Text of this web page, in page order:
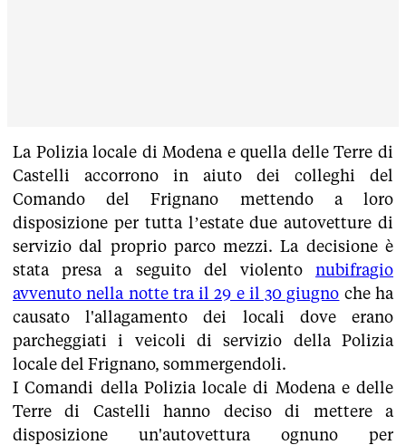
La Polizia locale di Modena e quella delle Terre di
Castelli accorrono in aiuto dei colleghi del
Comando del Frignano mettendo a loro
disposizione per tutta l’estate due autovetture di
servizio dal proprio parco mezzi. La decisione è
stata presa a seguito del violento nubifragio
avvenuto nella notte tra il 29 e il 30 giugno che ha
causato l'allagamento dei locali dove erano
parcheggiati i veicoli di servizio della Polizia
locale del Frignano, sommergendoli.
I Comandi della Polizia locale di Modena e delle
Terre di Castelli hanno deciso di mettere a
disposizione un'autovettura ognuno per